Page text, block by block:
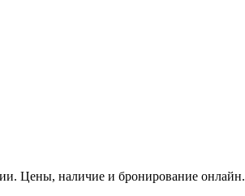
Цены, наличие и бронирование онлайн.